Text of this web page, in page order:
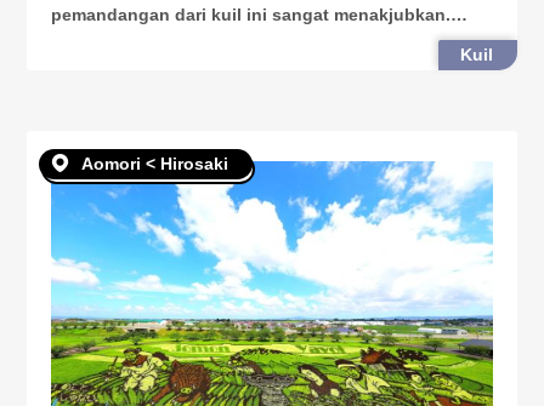
pemandangan dari kuil ini sangat menakjubkan.
Anda dapat menaiki gunung ini dengan mendakinya
Kuil
Aomori < Hirosaki